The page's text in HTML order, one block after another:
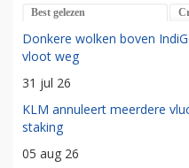
Best gelezen
Donkere wolken boven
vloot weg
31 jul 26
KLM annuleert meerdere
staking
05 aug 26